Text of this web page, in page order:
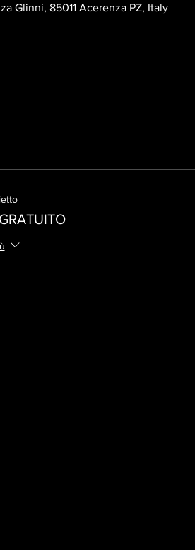
Glinni, 85011 Acerenza PZ, Italy